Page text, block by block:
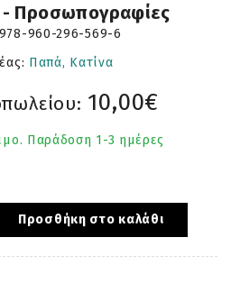
- Προσωπογραφίες
978-960-296-569-6
Παπά, Κατίνα
10,00€
Παράδοση 1-3 ημέρες
Προσθήκη στο καλάθι